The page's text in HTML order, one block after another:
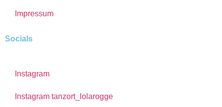
Impressum
Socials
Instagram
Instagram tanzort_lolarogge